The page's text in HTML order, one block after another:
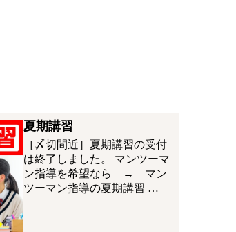
夏期講習
［〆切間近］夏期講習の受付
は終了しました。 マンツーマ
ン指導を希望なら → マン
ツーマン指導の夏期講習 …